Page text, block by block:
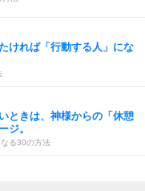
ければ「行動する人」にな
ときは、神様からの「休憩
ジ。
る30の方法